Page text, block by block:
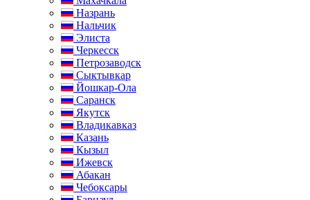
Назрань
Нальчик
Элиста
Черкесск
Петрозаводск
Сыктывкар
Йошкар-Ола
Саранск
Якутск
Владикавказ
Казань
Кызыл
Ижевск
Абакан
Чебоксары